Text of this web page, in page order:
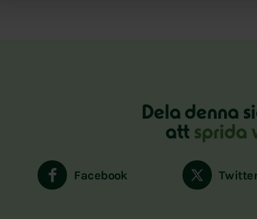
Dela denna
att sprida
Facebook